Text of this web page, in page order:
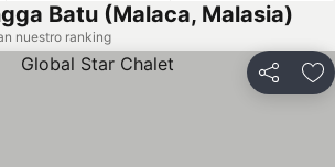
Batu (Malaca, Malasia)
nuestro ranking
Compartir